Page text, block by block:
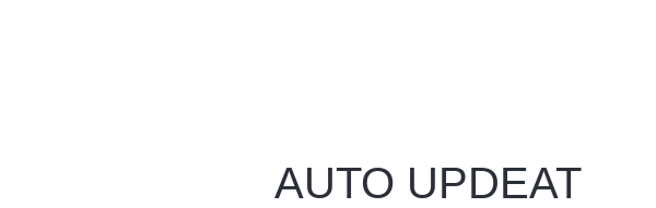
AUTO UPDEAT